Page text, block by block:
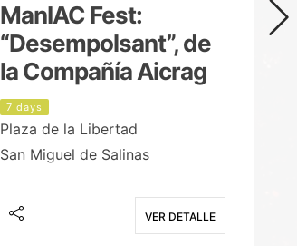
ManIAC Fest:
“Desempolsant”, de
la Compañía Aicrag
7 days
Plaza de la Libertad
San Miguel de Salinas
VER DETALLE